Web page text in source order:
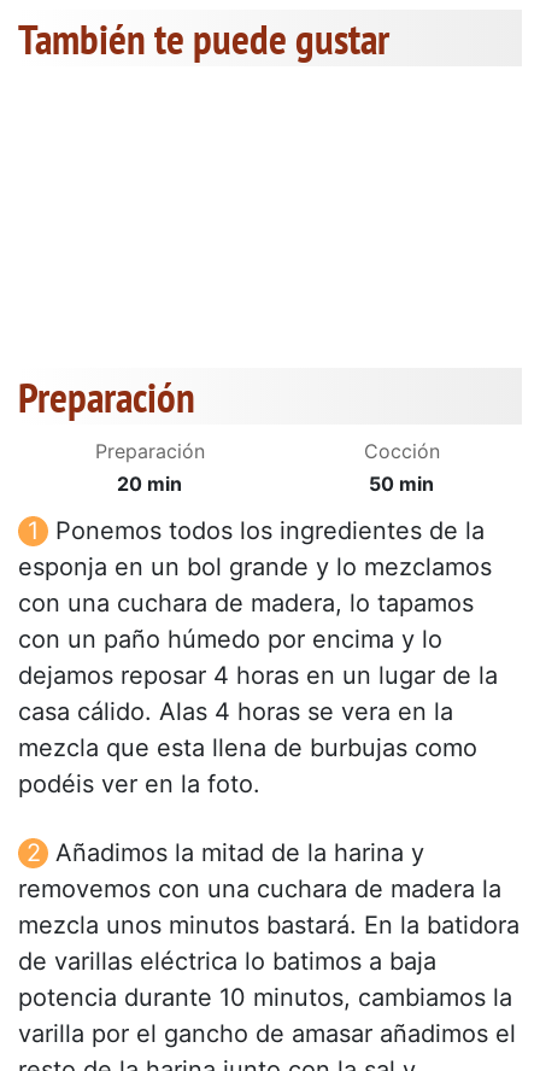
También te puede gustar
Preparación
Preparación
20 min
Cocción
50 min
Ponemos todos los ingredientes de la
esponja en un bol grande y lo mezclamos
con una cuchara de madera, lo tapamos
con un paño húmedo por encima y lo
dejamos reposar 4 horas en un lugar de la
casa cálido. Alas 4 horas se vera en la
mezcla que esta llena de burbujas como
podéis ver en la foto.
Añadimos la mitad de la harina y
removemos con una cuchara de madera la
mezcla unos minutos bastará. En la batidora
de varillas eléctrica lo batimos a baja
potencia durante 10 minutos, cambiamos la
varilla por el gancho de amasar añadimos el